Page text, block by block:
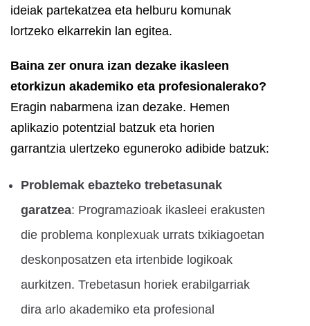
ideiak partekatzea eta helburu komunak
lortzeko elkarrekin lan egitea.
Baina zer onura izan dezake ikasleen
etorkizun akademiko eta profesionalerako?
Eragin nabarmena izan dezake. Hemen
aplikazio potentzial batzuk eta horien
garrantzia ulertzeko eguneroko adibide batzuk:
Problemak ebazteko trebetasunak
garatzea: Programazioak ikasleei erakusten
die problema konplexuak urrats txikiagoetan
deskonposatzen eta irtenbide logikoak
aurkitzen. Trebetasun horiek erabilgarriak
dira arlo akademiko eta profesional